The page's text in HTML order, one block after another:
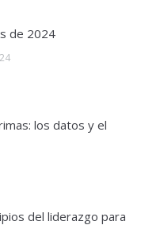
de 2024
los datos y el
del liderazgo para